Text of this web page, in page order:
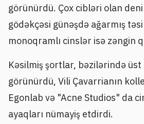
görünürdü. Çox cibləri olan
gödəkçəsi günəşdə ağarmış
monoqramlı cinslər isə zəngin
Kəsilmiş şortlar, bəzilərində
görünürdü, Vili Çavarrianın
Egonlab və "Acne Studios" da
ayaqları nümayiş etdirdi.